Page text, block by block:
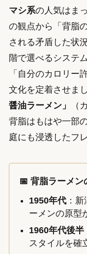
マシ系の人気はま
の観点から「背脂
される矛盾した状
階で選べるシステ
「自分のカロリー
文化を定着させま
醤油ラーメン」
（
背脂はもはや一部
庭にも浸透したフ
📅 背脂ラーメン
1950年代：新
ーメンの原型
1960年代後半
スタイルを確